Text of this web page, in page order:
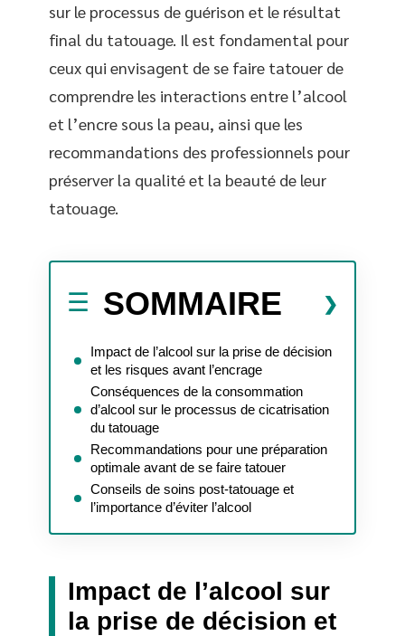
sur le processus de guérison et le résultat
final du tatouage. Il est fondamental pour
ceux qui envisagent de se faire tatouer de
comprendre les interactions entre l’alcool
et l’encre sous la peau, ainsi que les
recommandations des professionnels pour
préserver la qualité et la beauté de leur
tatouage.
SOMMAIRE
Impact de l’alcool sur la prise de décision
et les risques avant l’encrage
Conséquences de la consommation
d’alcool sur le processus de cicatrisation
du tatouage
Recommandations pour une préparation
optimale avant de se faire tatouer
Conseils de soins post-tatouage et
l’importance d’éviter l’alcool
Impact de l’alcool sur
la prise de décision et